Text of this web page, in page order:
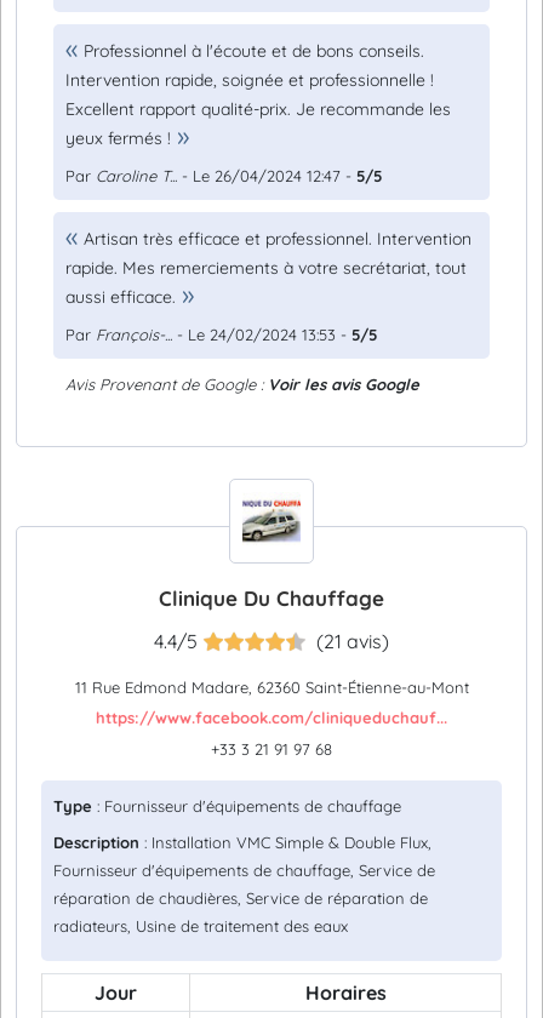
Professionnel à l'écoute et de bons conseils.
Intervention rapide, soignée et professionnelle !
Excellent rapport qualité-prix. Je recommande les
yeux fermés !
Par Caroline T... - Le 26/04/2024 12:47 - 5/5
Artisan très efficace et professionnel. Intervention
rapide. Mes remerciements à votre secrétariat, tout
aussi efficace.
Par François-... - Le 24/02/2024 13:53 - 5/5
Avis Provenant de Google : Voir les avis Google
Clinique Du Chauffage
4.4/5 (21 avis)
11 Rue Edmond Madare, 62360 Saint-Étienne-au-Mont
https://www.facebook.com/cliniqueduchauf...
+33 3 21 91 97 68
Type : Fournisseur d'équipements de chauffage
Description : Installation VMC Simple & Double Flux,
Fournisseur d'équipements de chauffage, Service de
réparation de chaudières, Service de réparation de
radiateurs, Usine de traitement des eaux
Jour Horaires